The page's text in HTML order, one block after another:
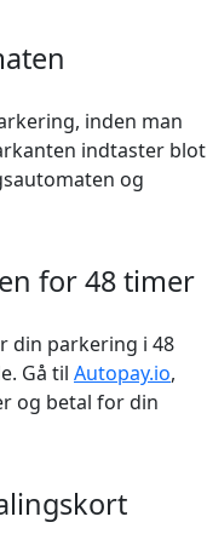
inden man
indtaster blot
og
for 48 timer
din parkering i 48
Gå til Autopay.io,
og betal for din